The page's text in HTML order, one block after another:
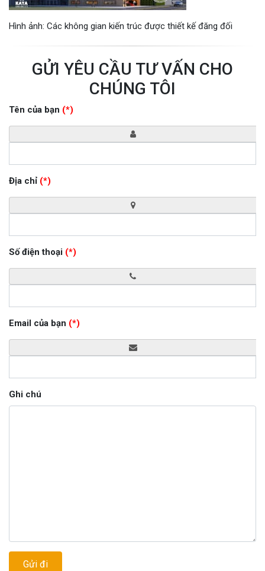
Hình ảnh: Các không gian kiến trúc được thiết kế đăng đối
GỬI YÊU CẦU TƯ VẤN CHO
CHÚNG TÔI
Tên của bạn (*)
Địa chỉ (*)
Số điện thoại (*)
Email của bạn (*)
Ghi chú